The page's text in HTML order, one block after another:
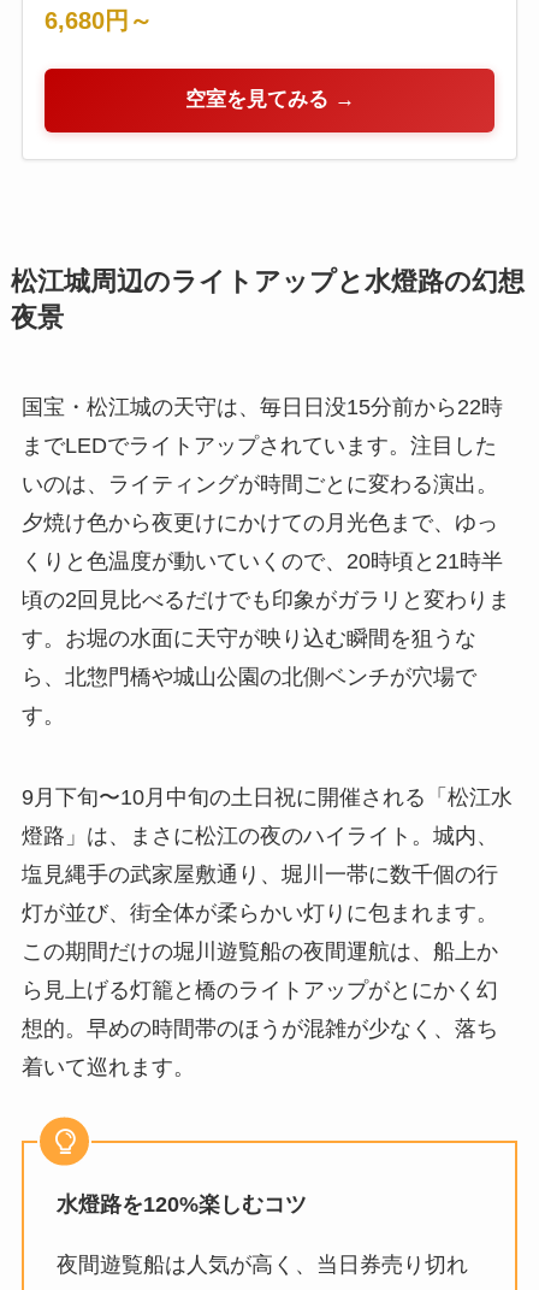
6,680円～
空室を見てみる →
松江城周辺のライトアップと水燈路の幻想
夜景
国宝・松江城の天守は、毎日日没15分前から22時
までLEDでライトアップされています。注目した
いのは、ライティングが時間ごとに変わる演出。
夕焼け色から夜更けにかけての月光色まで、ゆっ
くりと色温度が動いていくので、20時頃と21時半
頃の2回見比べるだけでも印象がガラリと変わりま
す。お堀の水面に天守が映り込む瞬間を狙うな
ら、北惣門橋や城山公園の北側ベンチが穴場で
す。
9月下旬〜10月中旬の土日祝に開催される「松江水
燈路」は、まさに松江の夜のハイライト。城内、
塩見縄手の武家屋敷通り、堀川一帯に数千個の行
灯が並び、街全体が柔らかい灯りに包まれます。
この期間だけの堀川遊覧船の夜間運航は、船上か
ら見上げる灯籠と橋のライトアップがとにかく幻
想的。早めの時間帯のほうが混雑が少なく、落ち
着いて巡れます。
水燈路を120%楽しむコツ
夜間遊覧船は人気が高く、当日券売り切れ